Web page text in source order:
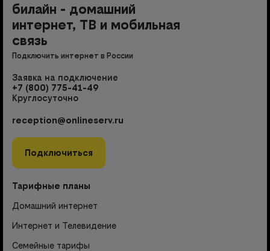
билайн - домашний
интернет, ТВ и мобильная
связь
Подключить интернет в России
Заявка на подключение
+7 (800) 775-41-49
Круглосуточно
reception@onlineserv.ru
Подключиться
Тарифные планы
Домашний интернет
Интернет и Телевидение
Семейные тарифы